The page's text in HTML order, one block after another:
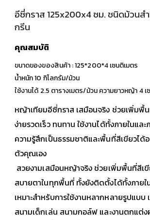
อีซี่กราส 125x200x4 ซม. ชนิดม้วนส
กรีน
คุณสมบัติ
ขนาดของของสินค้า : 125*200*4 เซนติเมตร
น้ำหนัก 10 กิโลกรัม/ม้วน
ใช้งานได้ 2.5 ตารางเมตร/ม้วน ความยาวหญ้า 4 เ
หญ้าเทียมอีซี่กราส เสมือนจริง ช่วยเพิ่มพื้
ง่ายรวดเร็ว ทนทาน ใช้งานได้ทั้งภายในแล
ความรู้สึกเป็นธรรมชาติและพื้นที่สีเขียวได้
ตัวคุณเอง
สวยงามเสมือนหญ้าจริง ช่วยเพิ่มพื้นที่สีเ
สบายตาในทุกพื้นที่ ทั้งยังติดตั้งได้ทั้งภายใ
เหมาะสำหรับการใช้งานหลากหลายรูปแบ
สนามเด็กเล่น สนามกอล์ฟ และงานตกแต่